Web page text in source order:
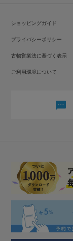
ショッピングガイド
プライバシーポリシー
古物営業法に基づく表示
ご利用環境について